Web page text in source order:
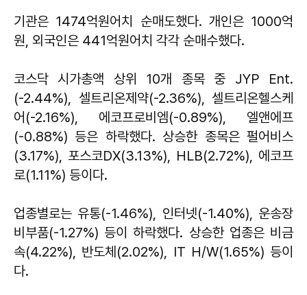
기관은 1474억원어치 순매도했다. 개인은 1000억
원, 외국인은 441억원어치 각각 순매수했다.
코스닥 시가총액 상위 10개 종목 중 JYP Ent.
(-2.44%), 셀트리온제약(-2.36%), 셀트리온헬스케
어(-2.16%), 에코프로비엠(-0.89%), 엘앤에프
(-0.88%) 등은 하락했다. 상승한 종목은 펄어비스
(3.17%), 포스코DX(3.13%), HLB(2.72%), 에코프
로(1.11%) 등이다.
업종별로는 유통(-1.46%), 인터넷(-1.40%), 운송장
비부품(-1.27%) 등이 하락했다. 상승한 업종은 비금
속(4.22%), 반도체(2.02%), IT H/W(1.65%) 등이
다.